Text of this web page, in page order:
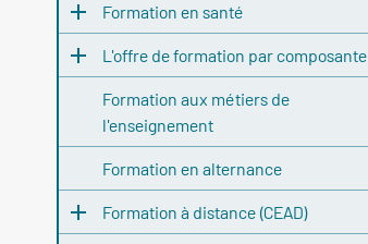
Formation en santé
L'offre de formation par composante
Formation aux métiers de
l'enseignement
Formation en alternance
Formation à distance (CEAD)